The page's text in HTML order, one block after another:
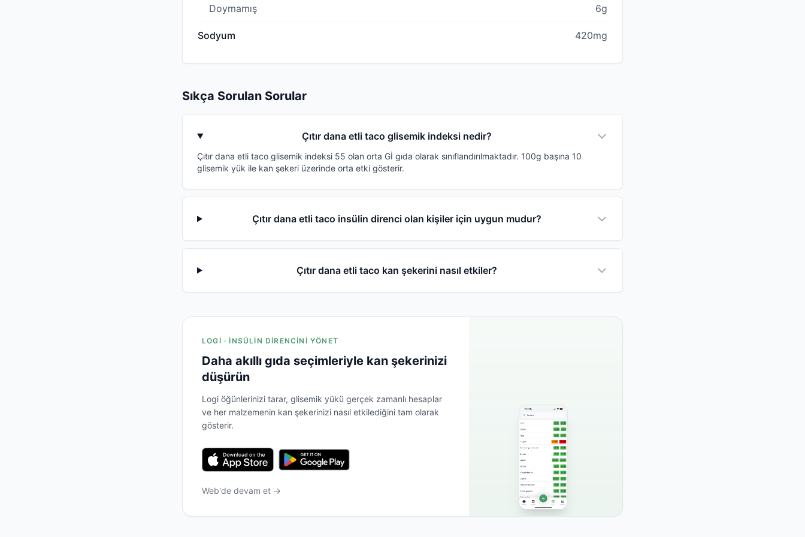
Doymamış 6g
Sodyum 420mg
Sıkça Sorulan Sorular
Çıtır dana etli taco glisemik indeksi nedir?
Çıtır dana etli taco glisemik indeksi 55 olan orta Gİ gıda olarak sınıflandırılmaktadır. 100g başına 10
glisemik yük ile kan şekeri üzerinde orta etki gösterir.
Çıtır dana etli taco insülin direnci olan kişiler için uygun mudur?
Çıtır dana etli taco kan şekerini nasıl etkiler?
LOGI · İNSÜLIN DIRENCINI YÖNET
Daha akıllı gıda seçimleriyle kan şekerinizi
düşürün
Logi öğünlerinizi tarar, glisemik yükü gerçek zamanlı hesaplar
ve her malzemenin kan şekerinizi nasıl etkilediğini tam olarak
gösterir.
Web'de devam et →